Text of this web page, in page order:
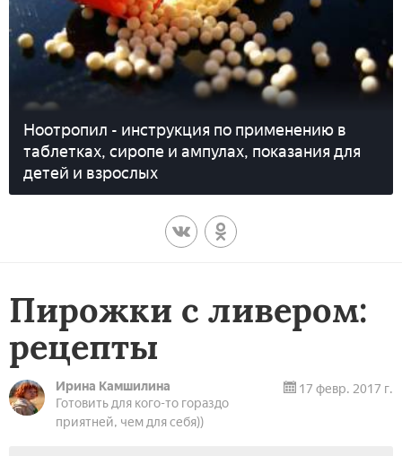
Ноотропил - инструкция по применению в
таблетках, сиропе и ампулах, показания для
детей и взрослых
Пирожки с ливером:
рецепты
Ирина Камшилина
Готовить для кого-то гораздо
приятней, чем для себя))
17 февр. 2017 г.